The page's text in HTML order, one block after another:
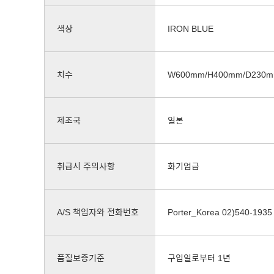
색상 IRON BLUE
치수 W600mm/H400mm/
제조국 일본
취급시 주의사항 화기엄금
A/S 책임자와 전화번호 Porter_Korea 02)540-1935
품질보증기준 구입일로부터 1년